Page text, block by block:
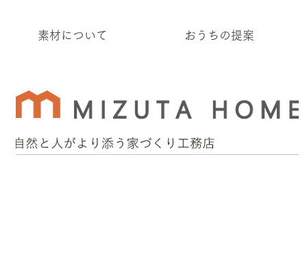
素材について おうちの提案